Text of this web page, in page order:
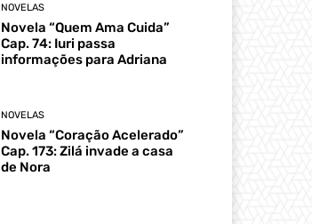
NOVELAS
Novela “Quem Ama Cuida”
Cap. 74: Iuri passa
informações para Adriana
NOVELAS
Novela “Coração Acelerado”
Cap. 173: Zilá invade a casa
de Nora